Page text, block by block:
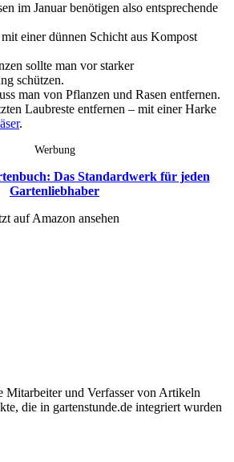
im Januar benötigen also entsprechende
einer dünnen Schicht aus Kompost
sollte man vor starker
schützen.
man von Pflanzen und Rasen entfernen.
Laubreste entfernen – mit einer Harke
.
Werbung
Das Standardwerk für jeden
Gartenliebhaber
auf Amazon ansehen
Mitarbeiter und Verfasser von Artikeln
die in gartenstunde.de integriert wurden